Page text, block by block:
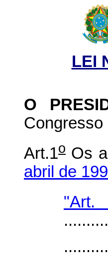
LEI
O
Congresso
Art.1o Os
abril de